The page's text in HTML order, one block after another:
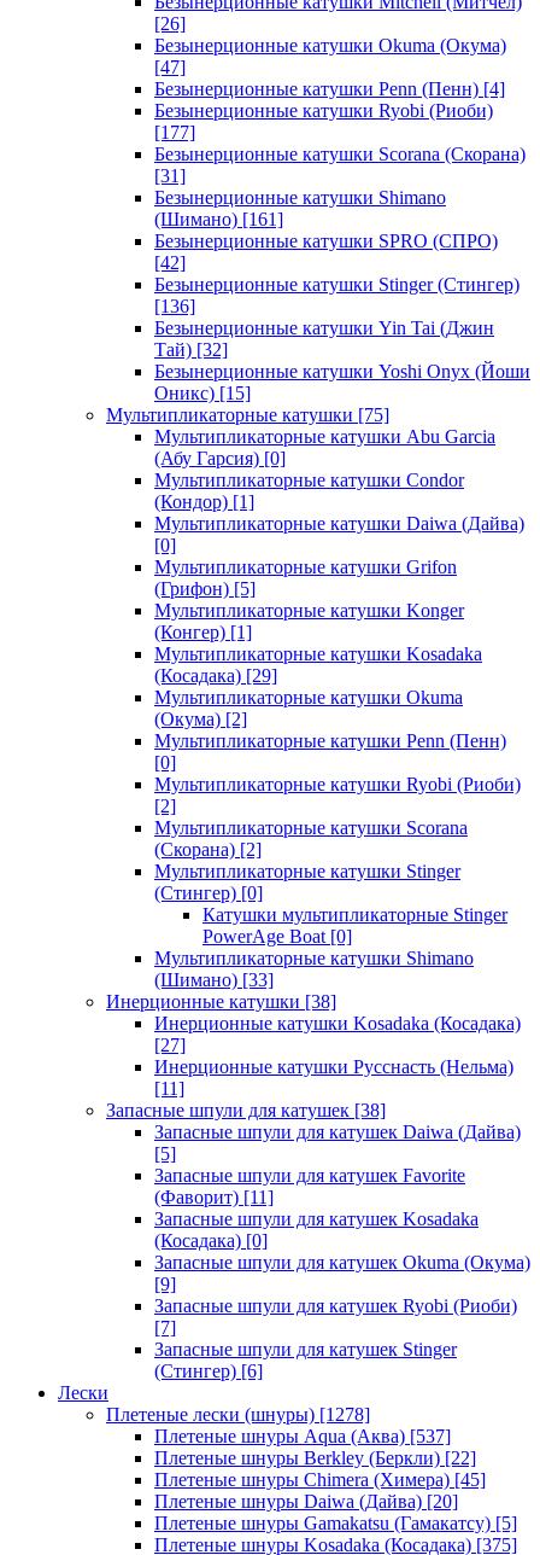
[26]
Безынерционные катушки Okuma (Окума)
[47]
Безынерционные катушки Penn (Пенн) [4]
Безынерционные катушки Ryobi (Риоби)
[177]
Безынерционные катушки Scorana (Скорана)
[31]
Безынерционные катушки Shimano
(Шимано) [161]
Безынерционные катушки SPRO (СПРО)
[42]
Безынерционные катушки Stinger (Стингер)
[136]
Безынерционные катушки Yin Tai (Джин
Тай) [32]
Безынерционные катушки Yoshi Onyx (Йоши
Оникс) [15]
Мультипликаторные катушки [75]
Мультипликаторные катушки Abu Garcia
(Абу Гарсия) [0]
Мультипликаторные катушки Condor
(Кондор) [1]
Мультипликаторные катушки Daiwa (Дайва)
[0]
Мультипликаторные катушки Grifon
(Грифон) [5]
Мультипликаторные катушки Konger
(Конгер) [1]
Мультипликаторные катушки Kosadaka
(Косадака) [29]
Мультипликаторные катушки Okuma
(Окума) [2]
Мультипликаторные катушки Penn (Пенн)
[0]
Мультипликаторные катушки Ryobi (Риоби)
[2]
Мультипликаторные катушки Scorana
(Скорана) [2]
Мультипликаторные катушки Stinger
(Стингер) [0]
Катушки мультипликаторные Stinger
PowerAge Boat [0]
Мультипликаторные катушки Shimano
(Шимано) [33]
Инерционные катушки [38]
Инерционные катушки Kosadaka (Косадака)
[27]
Инерционные катушки Русснасть (Нельма)
[11]
Запасные шпули для катушек [38]
Запасные шпули для катушек Daiwa (Дайва)
[5]
Запасные шпули для катушек Favorite
(Фаворит) [11]
Запасные шпули для катушек Kosadaka
(Косадака) [0]
Запасные шпули для катушек Okuma (Окума)
[9]
Запасные шпули для катушек Ryobi (Риоби)
[7]
Запасные шпули для катушек Stinger
(Стингер) [6]
Лески
Плетеные лески (шнуры) [1278]
Плетеные шнуры Aqua (Аква) [537]
Плетеные шнуры Berkley (Беркли) [22]
Плетеные шнуры Chimera (Химера) [45]
Плетеные шнуры Daiwa (Дайва) [20]
Плетеные шнуры Gamakatsu (Гамакатсу) [5]
Плетеные шнуры Kosadaka (Косадака) [375]